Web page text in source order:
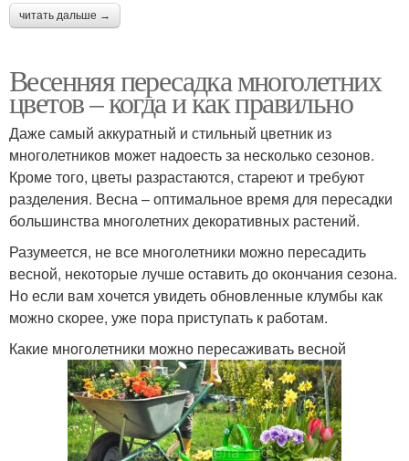
читать дальше →
Весенняя пересадка многолетних
цветов – когда и как правильно
Даже самый аккуратный и стильный цветник из
многолетников может надоесть за несколько сезонов.
Кроме того, цветы разрастаются, стареют и требуют
разделения. Весна – оптимальное время для пересадки
большинства многолетних декоративных растений.
Разумеется, не все многолетники можно пересадить
весной, некоторые лучше оставить до окончания сезона.
Но если вам хочется увидеть обновленные клумбы как
можно скорее, уже пора приступать к работам.
Какие многолетники можно пересаживать весной